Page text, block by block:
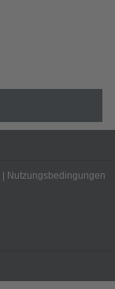
Nutzungsbedingungen